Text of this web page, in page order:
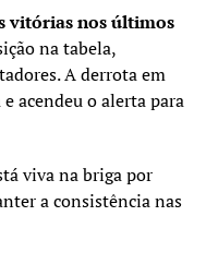
vitórias nos últimos
na tabela,
A derrota em
acendeu o alerta para
viva na briga por
a consistência nas